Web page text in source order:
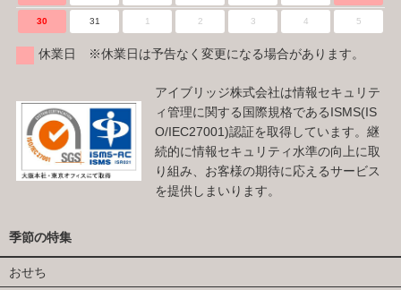
30 31 1 2 3 4 5
休業日 ※休業日は予告なく変更になる場合があります。
アイブリッジ株式会社は情報セキュリテ
ィ管理に関する国際規格であるISMS(IS
O/IEC27001)認証を取得しています。継
続的に情報セキュリティ水準の向上に取
り組み、お客様の期待に応えるサービス
を提供しまいります。
季節の特集
おせち